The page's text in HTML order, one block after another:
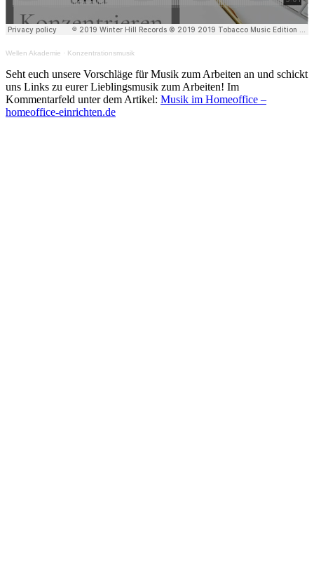
Wellen Akademie · Konzentrationsmusik
Seht euch unsere Vorschläge für Musik zum Arbeiten an und schickt
uns Links zu eurer Lieblingsmusik zum Arbeiten! Im
Kommentarfeld unter dem Artikel: Musik im Homeoffice –
homeoffice-einrichten.de